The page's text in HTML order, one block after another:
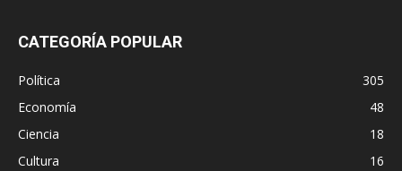
CATEGORÍA POPULAR
Política
305
Economía
48
Ciencia
18
Cultura
16